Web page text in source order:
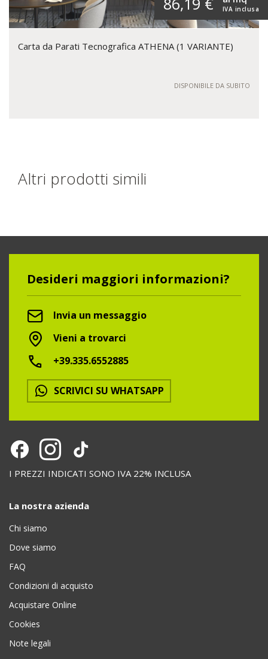
IVA inclusa
Carta da Parati Tecnografica ATHENA (1 VARIANTE)
DISPONIBILE DA SUBITO
Altri prodotti simili
Desideri maggiori informazioni?
Invia un messaggio
Vieni a trovarci
+39.335.6552885
SCRIVICI SU WHATSAPP
I PREZZI INDICATI SONO IVA 22% INCLUSA
La nostra azienda
Chi siamo
Dove siamo
FAQ
Condizioni di acquisto
Acquistare Online
Cookies
Note legali